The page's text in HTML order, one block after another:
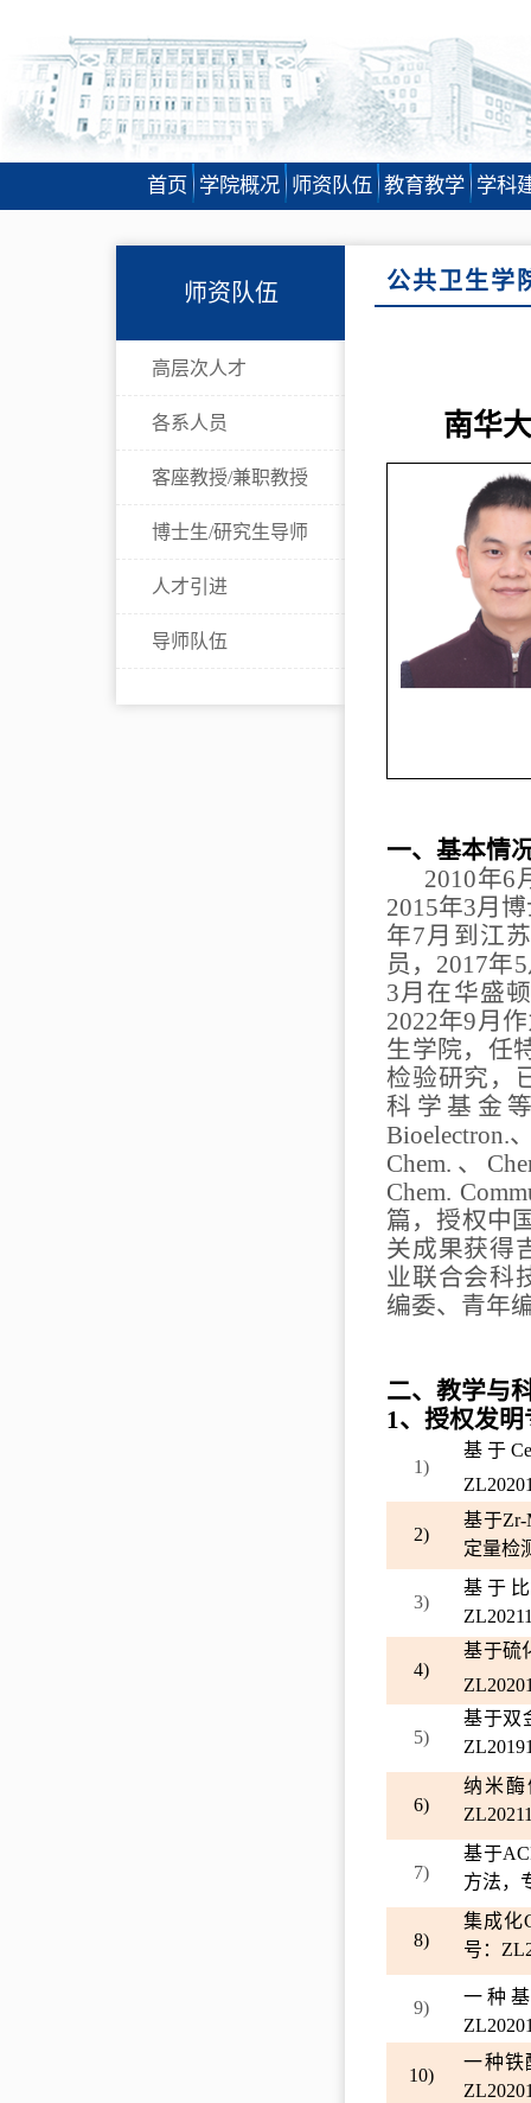
首页 学院概况 师资队伍 教育教学 学科
师资队伍
高层次人才
各系人员
客座教授/兼职教授
博士生/研究生导师
人才引进
导师队伍
公共卫生学
南华
一、基本情
2010年6
2015年3月
年7月到江
员， 2017年5
3月在华盛
2022年9月
生学院，任
检验研究，
科学基金
Bioelectron.
Chem. 、
Chem.
篇，授权中
关成果获得
业联合会科
编委、青年
二、教学与
1、授权发明
1)
基于
2)
基于Zr-
定量检
3)
基于
4)
基于硫
5)
基于双
6)
纳米
7)
基于
方法，
8)
集成化
号：
9)
一种
10)
一种铁